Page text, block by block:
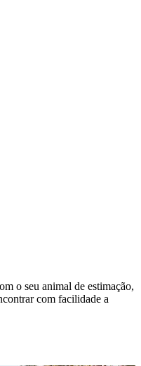
o seu animal de estimação,
com facilidade a